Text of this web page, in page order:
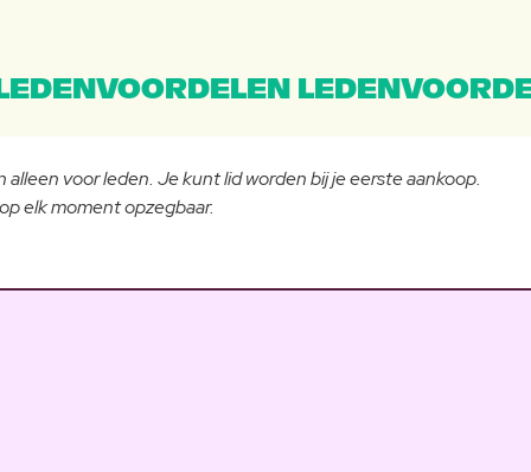
voor leden. Je kunt lid worden bij je eerste aankoop.
elk moment opzegbaar.